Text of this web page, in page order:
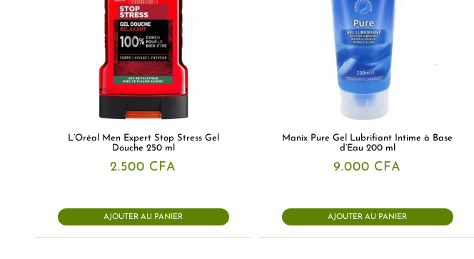
L’Oréal Men Expert Stop Stress Gel
Douche 250 ml
2.500 CFA
AJOUTER AU PANIER
Manix Pure Gel Lubrifiant Intime à Base
d’Eau 200 ml
9.000 CFA
AJOUTER AU PANIER